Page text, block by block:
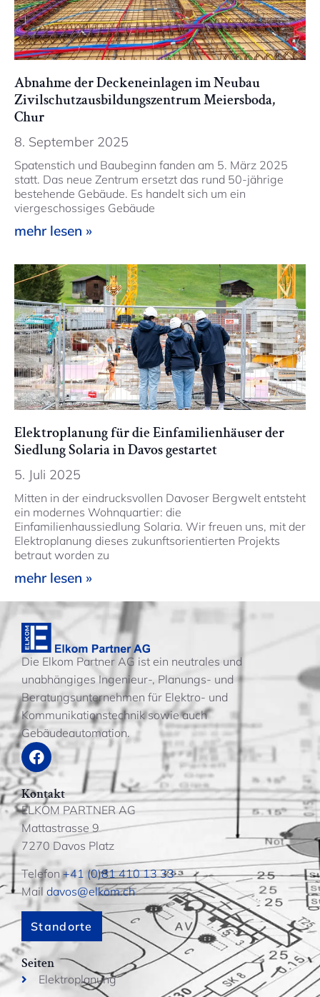
Abnahme der Deckeneinlagen im Neubau
Zivilschutzausbildungszentrum Meiersboda,
Chur
8. September 2025
Spatenstich und Baubeginn fanden am 5. März 2025
statt. Das neue Zentrum ersetzt das rund 50-jährige
bestehende Gebäude. Es handelt sich um ein
viergeschossiges Gebäude
mehr lesen »
Elektroplanung für die Einfamilienhäuser der
Siedlung Solaria in Davos gestartet
5. Juli 2025
Mitten in der eindrucksvollen Davoser Bergwelt entsteht
ein modernes Wohnquartier: die
Einfamilienhaussiedlung Solaria. Wir freuen uns, mit der
Elektroplanung dieses zukunftsorientierten Projekts
betraut worden zu
mehr lesen »
Die Elkom Partner AG ist ein neutrales und
unabhängiges Ingenieur-, Planungs- und
Beratungsunternehmen für Elektro- und
Kommunikationstechnik sowie auch
Gebäudeautomation.
Kontakt
ELKOM PARTNER AG
Mattastrasse 9
7270 Davos Platz
Telefon+41 (0)81 410 13 33
Mail davos@elkom.ch
Standorte
Seiten
Elektroplanung